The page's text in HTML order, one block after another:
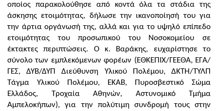
οποίος παρακολούθησε από κοντά όλα τα στάδια της
άσκησης ετοιμότητας, δήλωσε την ικανοποίησή του για
την άρτια οργάνωσή της, αλλά και για το υψηλό επίπεδο
ετοιμότητας του προσωπικού του Νοσοκομείου σε
έκτακτες περιπτώσεις. Ο κ. Βαράκης, ευχαρίστησε το
σύνολο των εμπλεκόμενων φορέων (ΕΘΚΕΠΙΧ/ΓΕΕΘΑ, ΕΓΑ/
ΓΕΣ, ΔΥΒ/ΔΥΠ Διεύθυνση Υλικού Πολέμου, ΔΚΤΗ/ΤΥΛΠ
Τάγμα Υλικού Πολέμου, ΕΚΑΒ, Πυροσβεστικό Σώμα
Ελλάδος, Τροχαία Αθηνών, Αστυνομικό Τμήμα
Αμπελοκήπων), για την πολύτιμη συνδρομή τους στην